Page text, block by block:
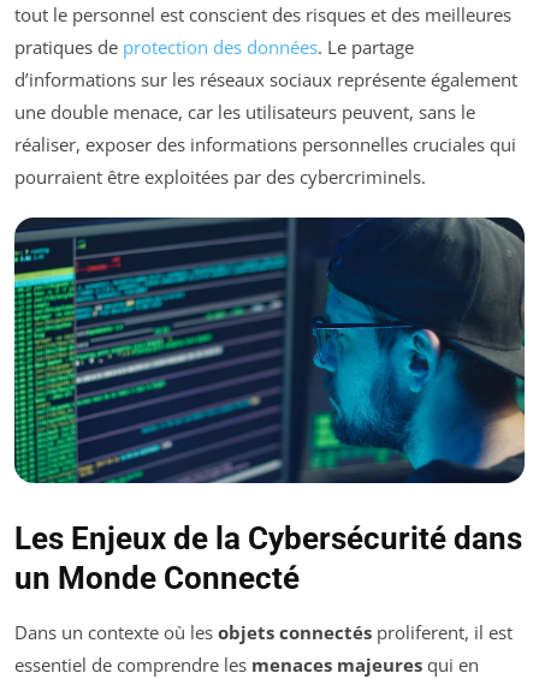
tout le personnel est conscient des risques et des meilleures
pratiques de protection des données. Le partage
d’informations sur les réseaux sociaux représente également
une double menace, car les utilisateurs peuvent, sans le
réaliser, exposer des informations personnelles cruciales qui
pourraient être exploitées par des cybercriminels.
Les Enjeux de la Cybersécurité dans
un Monde Connecté
Dans un contexte où les objets connectés proliferent, il est
essentiel de comprendre les menaces majeures qui en